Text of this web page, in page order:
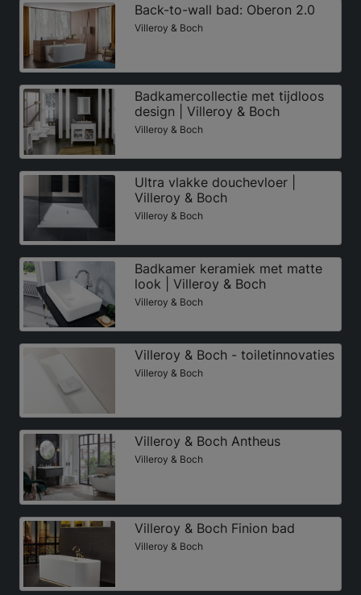
Back-to-wall bad: Oberon 2.0
Villeroy & Boch
Badkamercollectie met tijdloos
design | Villeroy & Boch
Villeroy & Boch
Ultra vlakke douchevloer |
Villeroy & Boch
Villeroy & Boch
Badkamer keramiek met matte
look | Villeroy & Boch
Villeroy & Boch
Villeroy & Boch - toiletinnovaties
Villeroy & Boch
Villeroy & Boch Antheus
Villeroy & Boch
Villeroy & Boch Finion bad
Villeroy & Boch